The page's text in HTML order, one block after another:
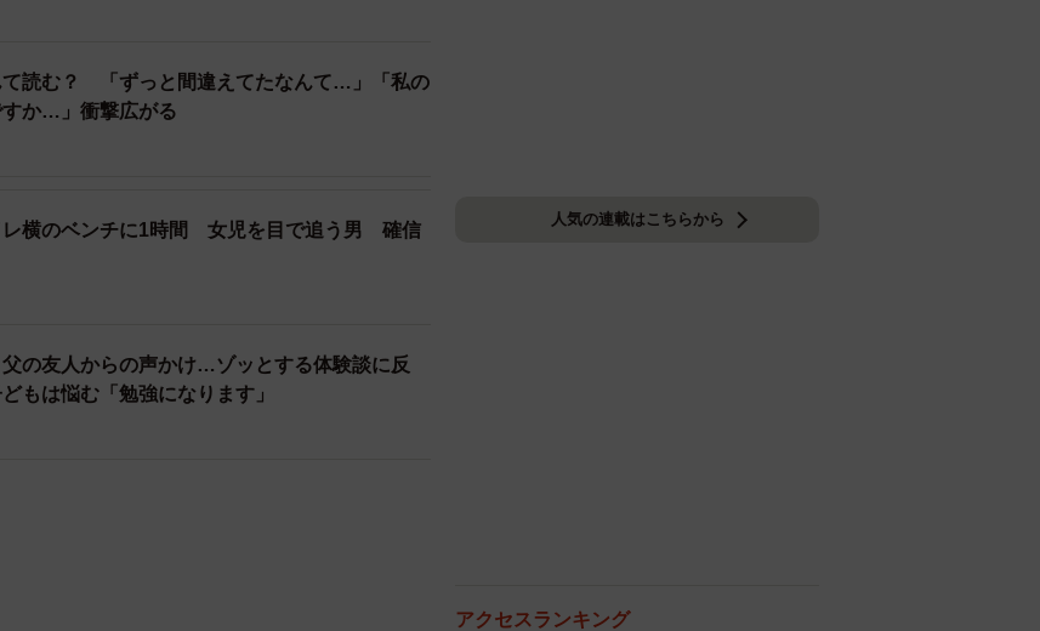
女の子に聞いてみました。
」
験談
こうとしていた人は親ではなく赤の他人だった
た、という話だったのですね。
ドは投稿者さんが幼い頃に実際に体験したこと
体験談の原文も公開されています。
読む？ 「ずっと間違えてたなんて…」「私の
すか…」衝撃広がる
レ横のベンチに1時間 女児を目で追う男 確信
父の友人からの声かけ…ゾッとする体験談に反
もは悩む「勉強になります」
人気の連載はこちらから
アクセスランキング